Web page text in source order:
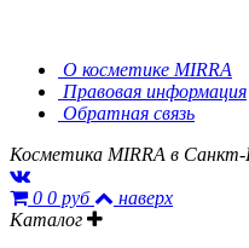
О косметике MIRRA
Правовая информация
Обратная связь
Косметика MIRRA в
0 0 руб
наверх
Каталог